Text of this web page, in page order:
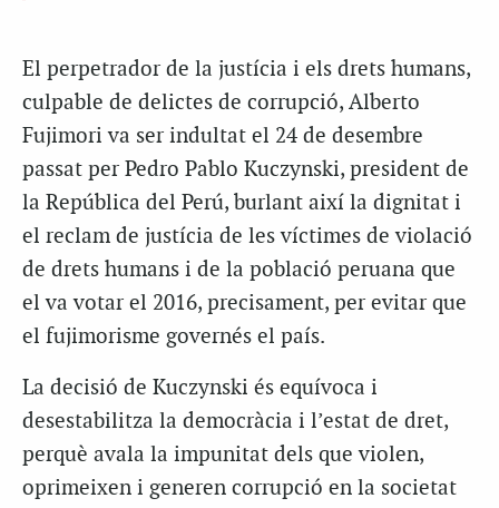
El perpetrador de la justícia i els drets humans,
culpable de delictes de corrupció, Alberto
Fujimori va ser indultat el 24 de desembre
passat per Pedro Pablo Kuczynski, president de
la República del Perú, burlant així la dignitat i
el reclam de justícia de les víctimes de violació
de drets humans i de la població peruana que
el va votar el 2016, precisament, per evitar que
el fujimorisme governés el país.
La decisió de Kuczynski és equívoca i
desestabilitza la democràcia i l’estat de dret,
perquè avala la impunitat dels que violen,
oprimeixen i generen corrupció en la societat